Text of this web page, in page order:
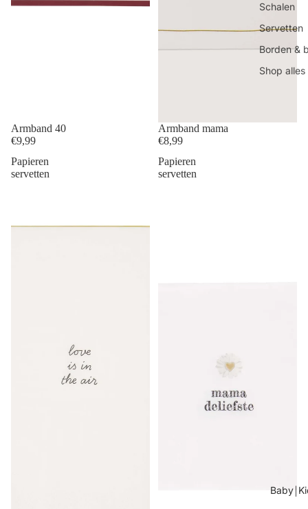
Schalen
Servetten
Borden &
Shop alles
Baby￨
Armband 40
€9,99
Armband mama
€8,99
Papieren
servetten
Papieren
servetten